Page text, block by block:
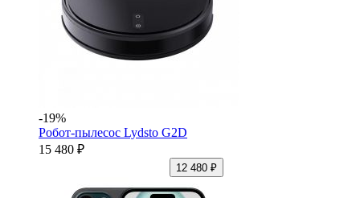
-19%
Робот-пылесос Lydsto G2D
15 480 ₽
12 480 ₽